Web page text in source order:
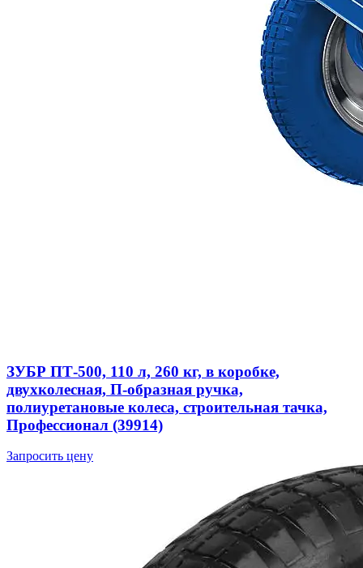
ЗУБР ПТ-500, 110 л, 260 кг, в коробке,
двухколесная, П-образная ручка,
полиуретановые колеса, строительная тачка,
Профессионал (39914)
Запросить цену